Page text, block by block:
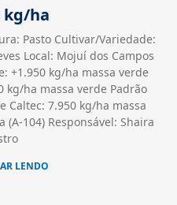
kg/ha
Pasto Cultivar/Variedade:
Local: Mojuí dos Campos
+1.950 kg/ha massa verde
kg/ha massa verde Padrão
Caltec: 7.950 kg/ha massa
(A-104) Responsável: Shaira
LENDO